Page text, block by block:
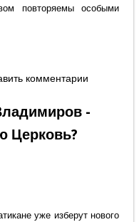
повторяемы особыми
Космос и карамазовский
комментарии
-
Церковь?
уже изберут нового